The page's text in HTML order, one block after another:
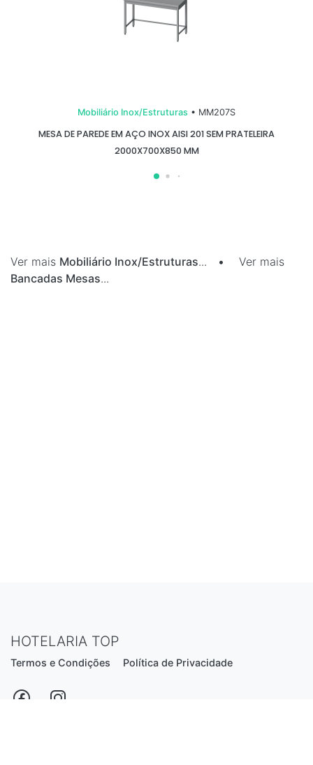
Mobiliário Inox/Estruturas • MM207S
MESA DE PAREDE EM AÇO INOX AISI 201 SEM PRATELEIRA
2000X700X850 MM
Ver mais Mobiliário Inox/Estruturas... • Ver mais
Bancadas Mesas...
HOTELARIA TOP
Termos e Condições Política de Privacidade